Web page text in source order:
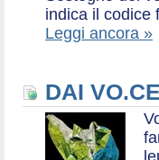
indica il codice
Leggi ancora »
DAI